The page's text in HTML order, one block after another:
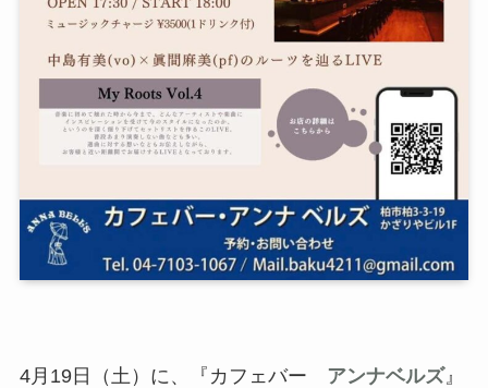
4月19日（土）に、『カフェバー アンナベルズ』